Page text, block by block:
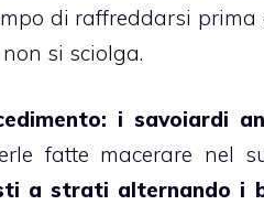
di raffreddarsi
si sciolga.
i savoiardi
fatte macerare nel
a strati alternando i